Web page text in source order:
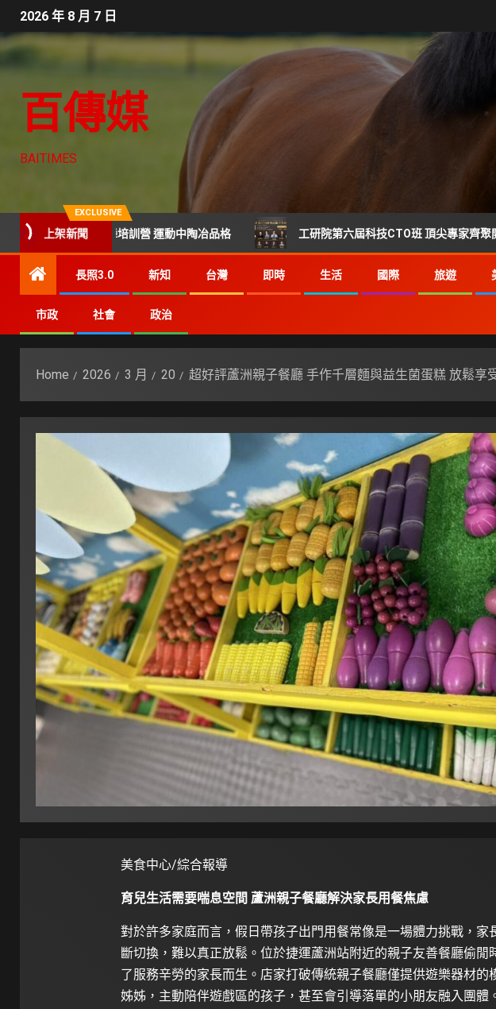
2026 年 8 月 7 日
百傳媒
BAITIMES
EXCLUSIVE
上架新聞
籃球×街舞培訓營 運動中陶冶品格 工研院第六屆科技CTO班 頂尖專家齊聚開放報名
長照3.0 新知 台灣 即時 生活 國際 旅遊
市政 社會 政治
Home 2026 3 月 20 超好評蘆洲親子餐廳 手作千層麵與益生菌蛋糕 放鬆享
美食中心/綜合報導
育兒生活需要喘息空間 蘆洲親子餐廳解決家長用餐焦慮
對於許多家庭而言，假日帶孩子出門用餐常像是一場體力挑戰，家
斷切換，難以真正放鬆。位於捷運蘆洲站附近的親子友善餐廳偷閒
了服務辛勞的家長而生。店家打破傳統親子餐廳僅提供遊樂器材的
姊姊，主動陪伴遊戲區的孩子，甚至會引導落單的小朋友融入團體